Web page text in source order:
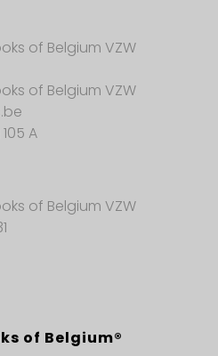
of Belgium VZW
of Belgium VZW
A
of Belgium VZW
of Belgium®